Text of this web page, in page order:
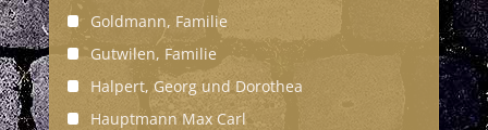
Goldmann, Familie
Gutwilen, Familie
Halpert, Georg und Dorothea
Hauptmann Max Carl